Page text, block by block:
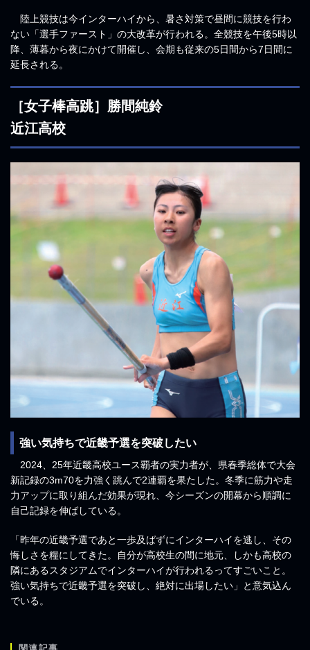
陸上競技は今インターハイから、暑さ対策で昼間に競技を行わ
ない「選手ファースト」の大改革が行われる。全競技を午後5時以
降、薄暮から夜にかけて開催し、会期も従来の5日間から7日間に
延長される。
［女子棒高跳］勝間純鈴
近江高校
強い気持ちで近畿予選を突破したい
2024、25年近畿高校ユース覇者の実力者が、県春季総体で大会
新記録の3m70を力強く跳んで2連覇を果たした。冬季に筋力や走
力アップに取り組んだ効果が現れ、今シーズンの開幕から順調に
自己記録を伸ばしている。
「昨年の近畿予選であと一歩及ばずにインターハイを逃し、その
悔しさを糧にしてきた。自分が高校生の間に地元、しかも高校の
隣にあるスタジアムでインターハイが行われるってすごいこと。
強い気持ちで近畿予選を突破し、絶対に出場したい」と意気込ん
でいる。